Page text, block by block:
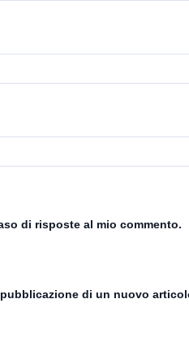
di risposte al mio commento.
di un nuovo